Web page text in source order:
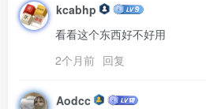
kcabhp
看看这个东西好不好用
2个月前 回复
Aodcc